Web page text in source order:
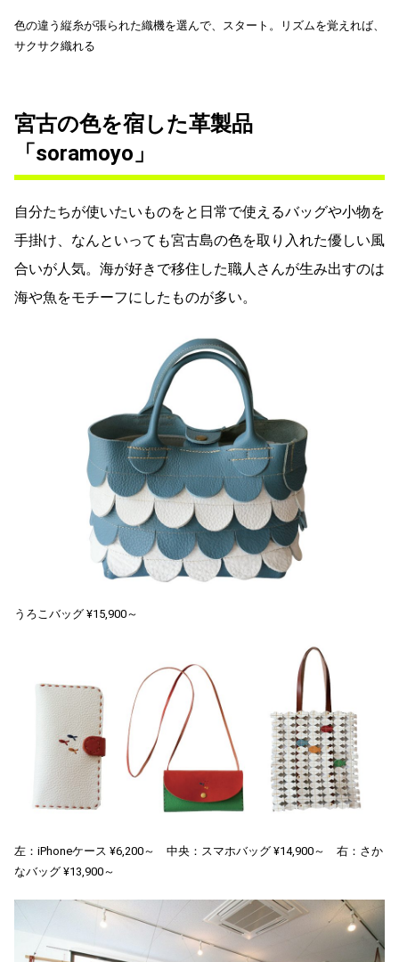
色の違う縦糸が張られた織機を選んで、スタート。リズムを覚えれば、
サクサク織れる
宮古の色を宿した革製品
「soramoyo」
自分たちが使いたいものをと日常で使えるバッグや小物を
手掛け、なんといっても宮古島の色を取り入れた優しい風
合いが人気。海が好きで移住した職人さんが生み出すのは
海や魚をモチーフにしたものが多い。
うろこバッグ ¥15,900～
左：iPhoneケース ¥6,200～ 中央：スマホバッグ ¥14,900～ 右：さか
なバッグ ¥13,900～